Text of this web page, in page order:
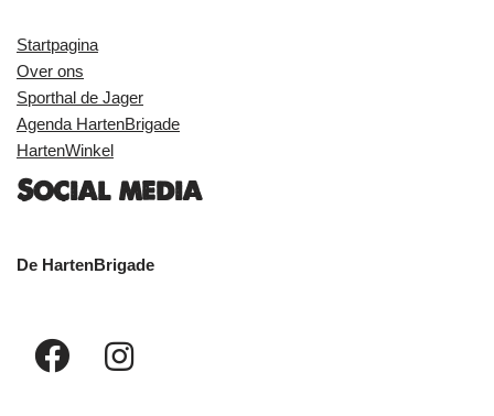
Startpagina
Over ons
Sporthal de Jager
Agenda HartenBrigade
HartenWinkel
Social media
De HartenBrigade